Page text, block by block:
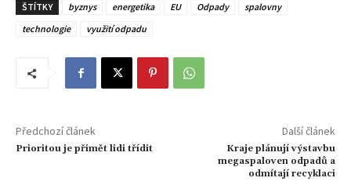
ŠTÍTKY byznys energetika EU Odpady
spalovny
technologie
využití odpadu
Předchozí článek
Prioritou je přimět lidi třídit
Další článek
Kraje plánují výstavbu
megaspaloven odpadů a
odmítají recyklaci